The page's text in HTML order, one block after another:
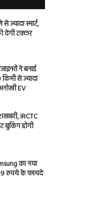
ज्यादा स्मार्ट,
देगी टक्कर
ने बनाई
से ज्यादा
EV
IRCTC
बुकिंग होगी
का नया
रुपये के फायदे